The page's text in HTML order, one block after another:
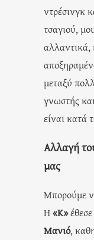
ντρέσινγκ
τσαγιού,
αλλαντικά,
μεταξύ
γνωστής
είναι κατά
Αλλαγή
μας
Μπορούμε
Η«Κ»
Μανιό,